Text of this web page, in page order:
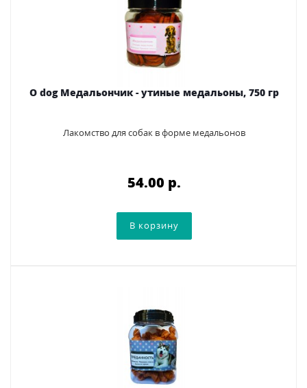
O dog Медальончик - утиные медальоны, 750 гр
Лакомство для собак в форме медальонов
54.00 p.